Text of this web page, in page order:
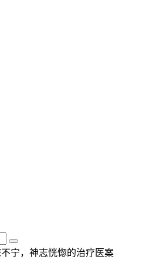
宁，神志恍惚的治疗医案